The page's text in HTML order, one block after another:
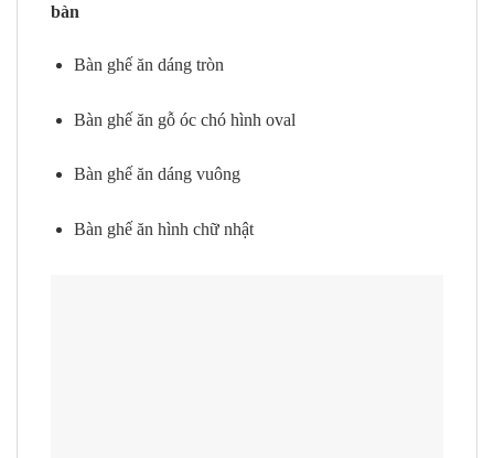
bàn
Bàn ghế ăn dáng tròn
Bàn ghế ăn gỗ óc chó hình oval
Bàn ghế ăn dáng vuông
Bàn ghế ăn hình chữ nhật